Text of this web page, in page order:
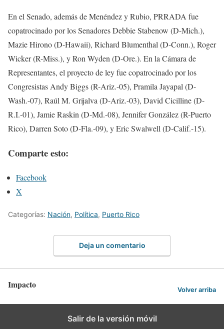
En el Senado, además de Menéndez y Rubio, PRRADA fue
copatrocinado por los Senadores Debbie Stabenow (D-Mich.),
Mazie Hirono (D-Hawaii), Richard Blumenthal (D-Conn.), Roger
Wicker (R-Miss.), y Ron Wyden (D-Ore.). En la Cámara de
Representantes, el proyecto de ley fue copatrocinado por los
Congresistas Andy Biggs (R-Ariz.-05), Pramila Jayapal (D-
Wash.-07), Raúl M. Grijalva (D-Ariz.-03), David Cicilline (D-
R.I.-01), Jamie Raskin (D-Md.-08), Jennifer González (R-Puerto
Rico), Darren Soto (D-Fla.-09), y Eric Swalwell (D-Calif.-15).
Comparte esto:
Facebook
X
Categorías: Nación, Política, Puerto Rico
Deja un comentario
Impacto Volver arriba
Salir de la versión móvil